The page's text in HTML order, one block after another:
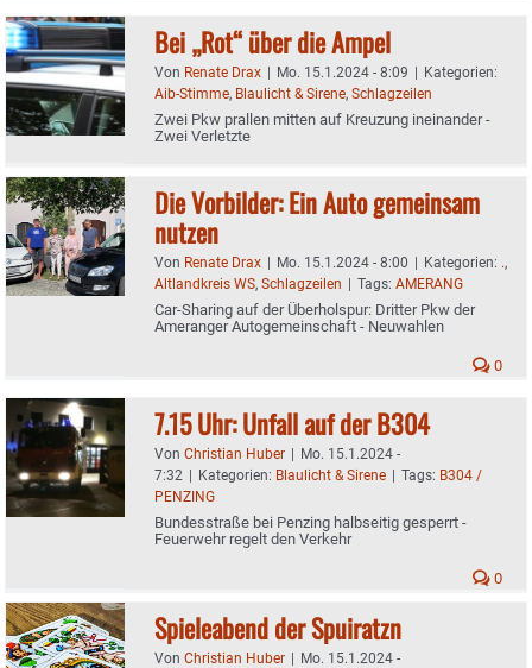
Bei „Rot“ über die Ampel
Von Renate Drax | Mo. 15.1.2024 - 8:09 | Kategorien:
Aib-Stimme, Blaulicht & Sirene, Schlagzeilen
Zwei Pkw prallen mitten auf Kreuzung ineinander -
Zwei Verletzte
Die Vorbilder: Ein Auto gemeinsam
nutzen
Von Renate Drax | Mo. 15.1.2024 - 8:00 | Kategorien: .,
Altlandkreis WS, Schlagzeilen | Tags: AMERANG
Car-Sharing auf der Überholspur: Dritter Pkw der
Ameranger Autogemeinschaft - Neuwahlen
0
7.15 Uhr: Unfall auf der B304
Von Christian Huber | Mo. 15.1.2024 -
7:32 | Kategorien: Blaulicht & Sirene | Tags: B304 /
PENZING
Bundesstraße bei Penzing halbseitig gesperrt -
Feuerwehr regelt den Verkehr
0
Spieleabend der Spuiratzn
Von Christian Huber | Mo. 15.1.2024 -